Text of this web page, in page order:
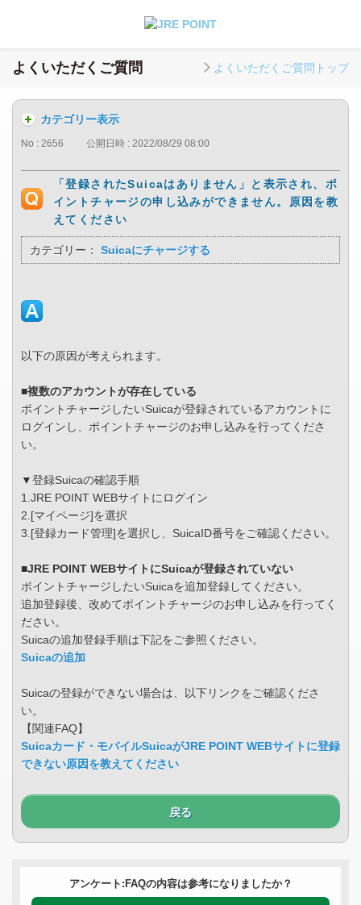
よくいただくご質問 よくいただくご質問トップ
カテゴリー表示
No : 2656 公開日時 : 2022/08/29 08:00
「登録されたSuicaはありません」と表示され、ポ
イントチャージの申し込みができません。原因を教
えてください
カテゴリー： Suicaにチャージする
以下の原因が考えられます。
■複数のアカウントが存在している
ポイントチャージしたいSuicaが登録されているアカウントに
ログインし、ポイントチャージのお申し込みを行ってくださ
い。
▼登録Suicaの確認手順
1.JRE POINT WEBサイトにログイン
2.[マイページ]を選択
3.[登録カード管理]を選択し、SuicaID番号をご確認ください。
■JRE POINT WEBサイトにSuicaが登録されていない
ポイントチャージしたいSuicaを追加登録してください。
追加登録後、改めてポイントチャージのお申し込みを行ってく
ださい。
Suicaの追加登録手順は下記をご参照ください。
Suicaの追加
Suicaの登録ができない場合は、以下リンクをご確認くださ
い。
【関連FAQ】
Suicaカード・モバイルSuicaがJRE POINT WEBサイトに登録
できない原因を教えてください
戻る
アンケート:FAQの内容は参考になりましたか？